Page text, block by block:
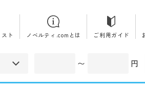
ト
ノベルティ.comとは ご利用ガイド
〜 円